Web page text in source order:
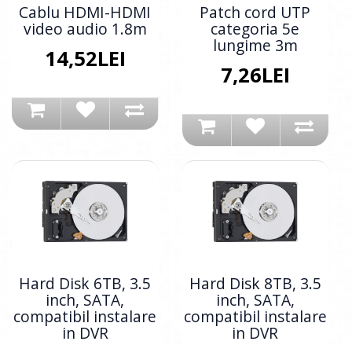
Cablu HDMI-HDMI
video audio 1.8m
14,52LEI
Patch cord UTP
categoria 5e
lungime 3m
7,26LEI
Hard Disk 6TB, 3.5
inch, SATA,
compatibil instalare
in DVR
Hard Disk 8TB, 3.5
inch, SATA,
compatibil instalare
in DVR